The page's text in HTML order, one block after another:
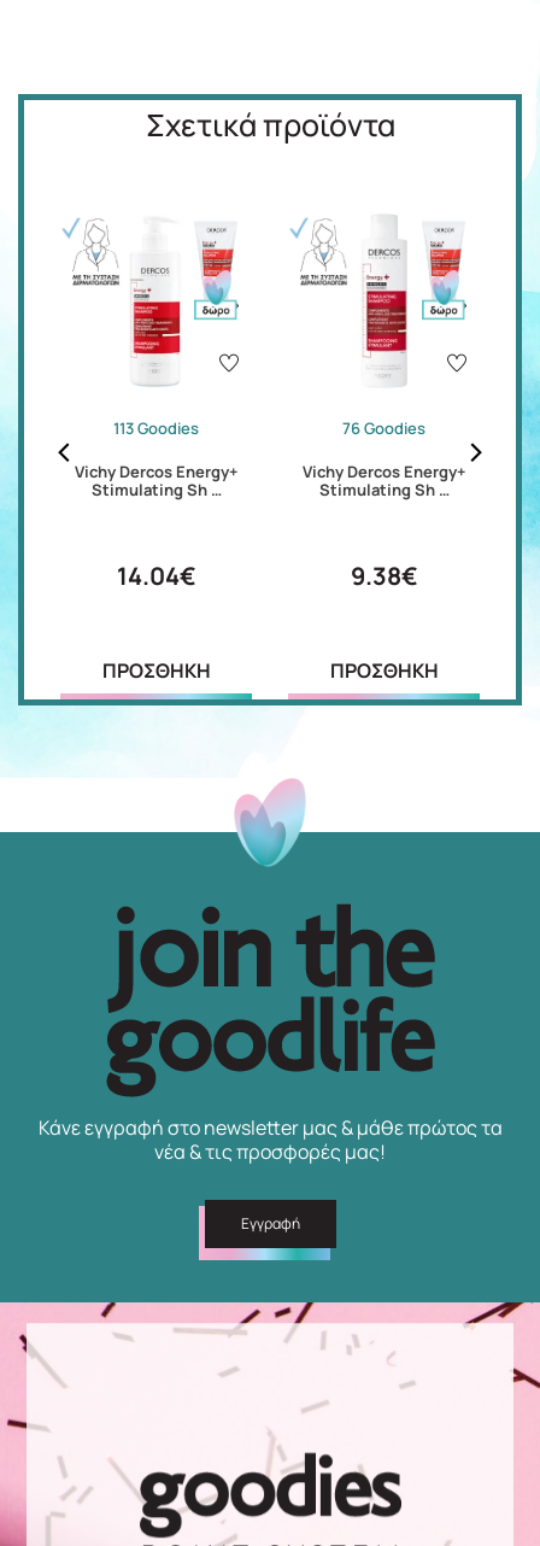
Σχετικά προϊόντα
113 Goodies
Vichy Dercos Energy+
Stimulating Sh …
14.04€
ΠΡΟΣΘΗΚΗ
76 Goodies
Vichy Dercos Energy+
Stimulating Sh …
9.38€
ΠΡΟΣΘΗΚΗ
Κάνε εγγραφή στο newsletter μας & μάθε πρώτος τα
νέα & τις προσφορές μας!
Εγγραφή